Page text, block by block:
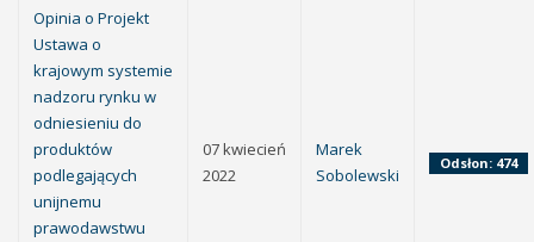
Opinia o Projekt
Ustawa o
krajowym systemie
nadzoru rynku w
odniesieniu do
produktów
podlegających
unijnemu
prawodawstwu
07 kwiecień
2022
Marek
Sobolewski
Odsłon: 474